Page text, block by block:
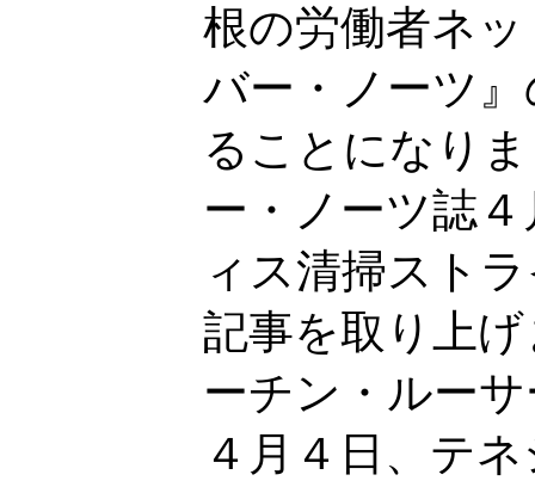
根の労働者ネ
バー・ノーツ
ることになり
ー・ノーツ誌
ィス清掃スト
記事を取り上
ーチン・ルー
４月４日、テ